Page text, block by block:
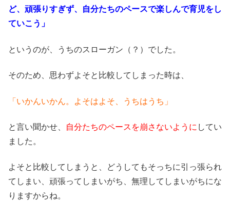
ど、頑張りすぎず、自分たちのペースで楽しんで育児をし
ていこう」
というのが、うちのスローガン（？）でした。
そのため、思わずよそと比較してしまった時は、
「いかんいかん。よそはよそ、うちはうち」
と言い聞かせ、 自分たちのペースを崩さないように してい
ました。
よそと比較してしまうと、どうしてもそっちに引っ張られ
てしまい、頑張ってしまいがち、無理してしまいがちにな
りますからね。